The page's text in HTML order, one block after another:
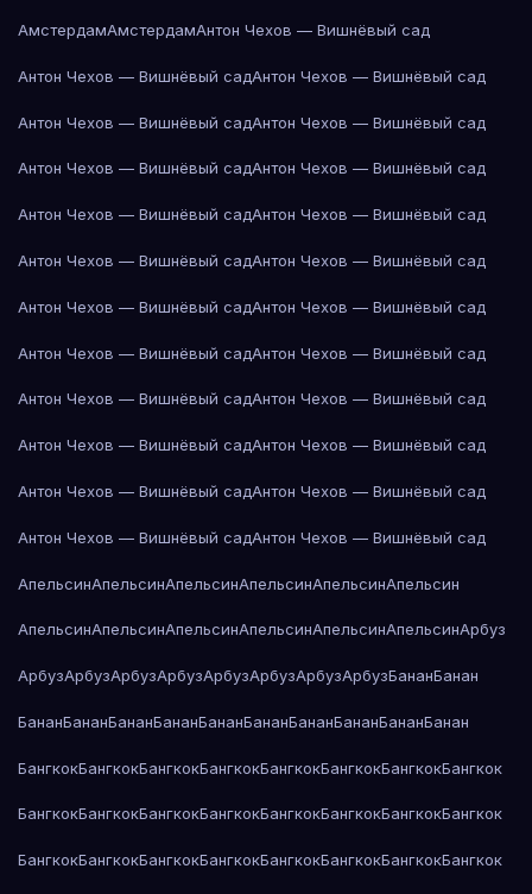
АмстердамАмстердамАнтон Чехов — Вишнёвый сад
Антон Чехов — Вишнёвый садАнтон Чехов — Вишнёвый сад
Антон Чехов — Вишнёвый садАнтон Чехов — Вишнёвый сад
Антон Чехов — Вишнёвый садАнтон Чехов — Вишнёвый сад
Антон Чехов — Вишнёвый садАнтон Чехов — Вишнёвый сад
Антон Чехов — Вишнёвый садАнтон Чехов — Вишнёвый сад
Антон Чехов — Вишнёвый садАнтон Чехов — Вишнёвый сад
Антон Чехов — Вишнёвый садАнтон Чехов — Вишнёвый сад
Антон Чехов — Вишнёвый садАнтон Чехов — Вишнёвый сад
Антон Чехов — Вишнёвый садАнтон Чехов — Вишнёвый сад
Антон Чехов — Вишнёвый садАнтон Чехов — Вишнёвый сад
Антон Чехов — Вишнёвый садАнтон Чехов — Вишнёвый сад
АпельсинАпельсинАпельсинАпельсинАпельсинАпельсин
АпельсинАпельсинАпельсинАпельсинАпельсинАпельсинАрбуз
АрбузАрбузАрбузАрбузАрбузАрбузАрбузАрбузБананБанан
БананБананБананБананБананБананБананБананБананБанан
БангкокБангкокБангкокБангкокБангкокБангкокБангкокБангкок
БангкокБангкокБангкокБангкокБангкокБангкокБангкокБангкок
БангкокБангкокБангкокБангкокБангкокБангкокБангкокБангкок